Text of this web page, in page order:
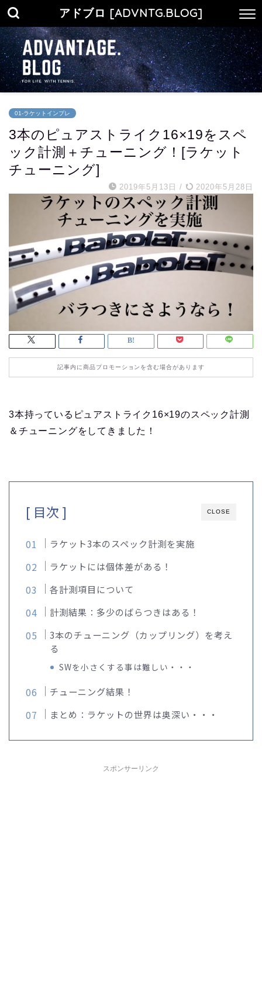
アドブロ [ADVNTG.BLOG]
01-ラケットインプレ
3本のピュアストライク16×19をスペ
ック計測＋チューニング！[ラケット
チューニング]
2019年5月13日 / 2020年5月28日
記事内に商品プロモーションを含む場合があります
3本持っているピュアストライク16×19のスペック計測
＆チューニングをしてきました！
CLOSE
[ 目次 ]
ラケット3本のスペック計測を実施
ラケットには個体差がある！
各計測項目について
計測結果：多少のばらつきはある！
3本のチューニング（カップリング）を考え
る
SWを小さくする事は難しい・・・
チューニング結果！
まとめ：ラケットの世界は奥深い・・・
スポンサーリンク